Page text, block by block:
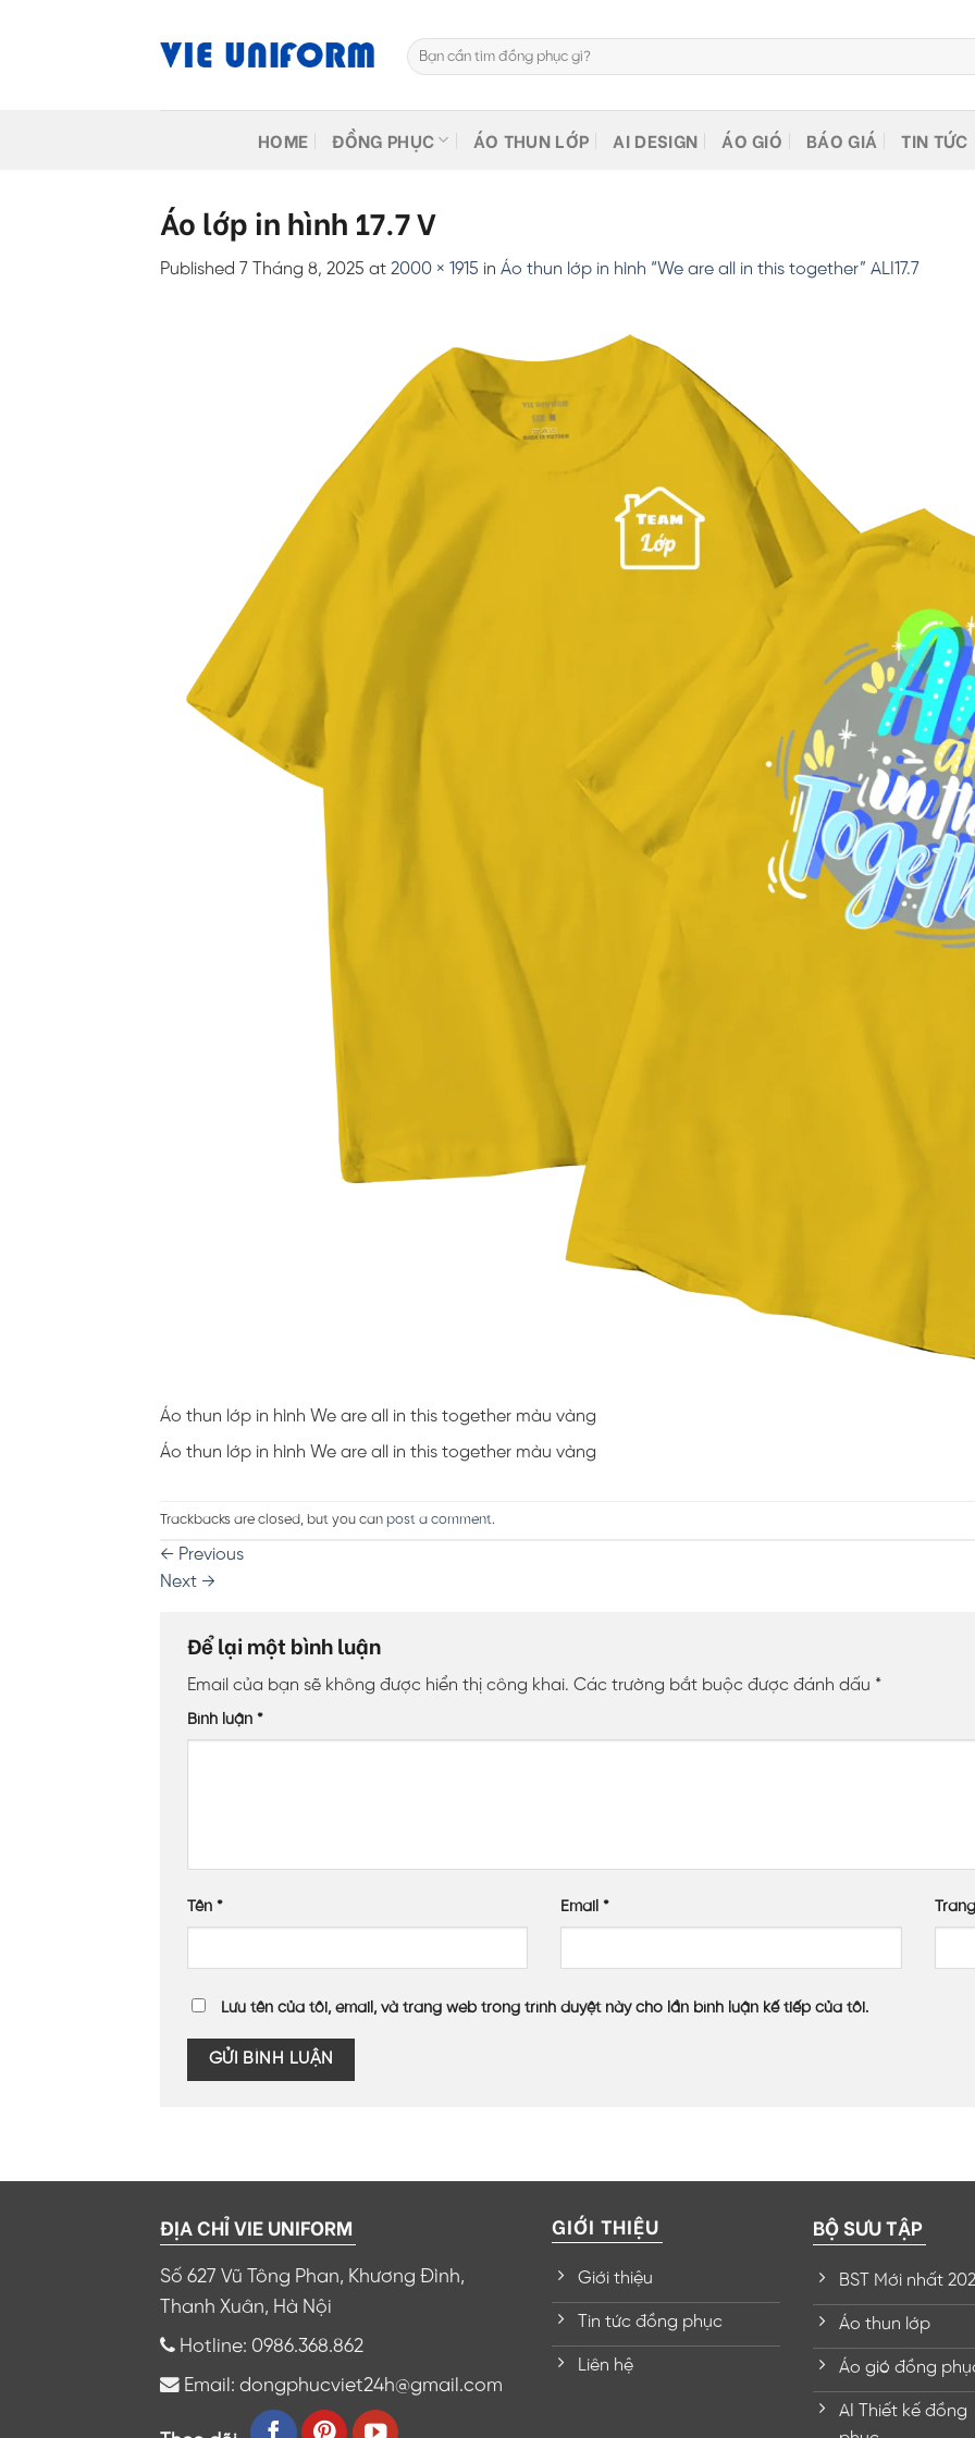
Tìm
kiếm:
HOME ĐỒNG PHỤC ÁO THUN LỚP AI DESIGN ÁO GIÓ BÁO GIÁ TIN TỨC
Áo lớp in hình 17.7 V
Published 7 Tháng 8, 2025 at 2000 × 1915 in Áo thun lớp in hình “We are all in this together” ALI17.7
Áo thun lớp in hình We are all in this together màu vàng
Áo thun lớp in hình We are all in this together màu vàng
Trackbacks are closed, but you can post a comment.
← Previous
Next →
Để lại một bình luận
Email của bạn sẽ không được hiển thị công khai. Các trường bắt buộc được đánh dấu *
Bình luận *
Tên * Email*
Lưu tên của tôi, email, và trang web trong trình duyệt này cho lần bình luận kế tiếp của tôi.
ĐỊA CHỈ VIE UNIFORM
Số 627 Vũ Tông Phan, Khương Đình,
Thanh Xuân, Hà Nội
Hotline: 0986.368.862
Email: dongphucviet24h@gmail.com
GIỚI THIỆU
Giới thiệu
Tin tức đồng phục
Liên hệ
BỘ SƯU TẬP
BST Mới nhất
Áo thun lớp
Áo gió đồng
AI Thiết kế đồng